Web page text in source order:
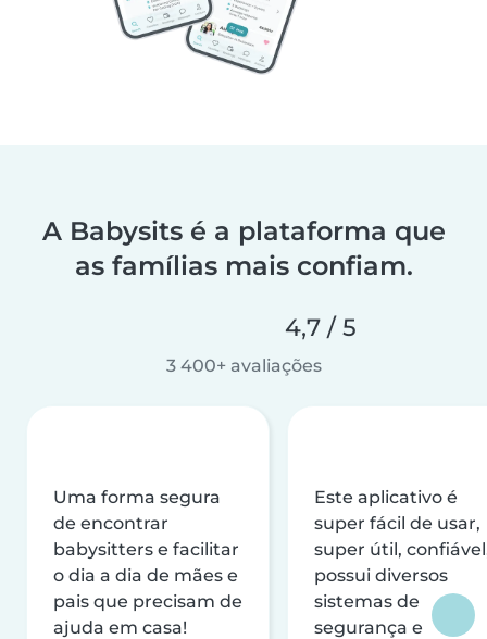
A Babysits é a plataforma que
as famílias mais confiam.
4,7 / 5
3 400+ avaliações
Uma forma segura
de encontrar
babysitters e facilitar
o dia a dia de mães e
pais que precisam de
ajuda em casa!
Este aplicativo é
super fácil de usar,
super útil,
possui diversos
sistemas de
segurança e